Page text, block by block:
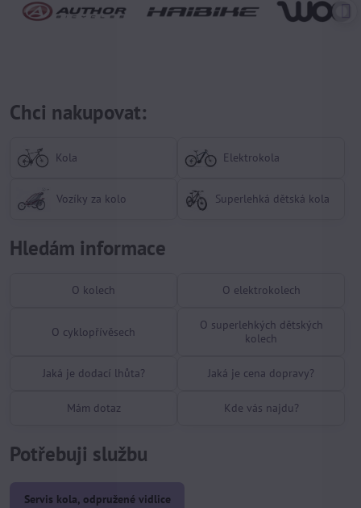
Chci nakupovat:
Kola Elektrokola
Vozíky za kolo Superlehká dětská kola
Hledám informace
O kolech O elektrokolech
O cyklopřívěsech
O superlehkých dětských
kolech
Jaká je dodací lhůta? Jaká je cena dopravy?
Mám dotaz Kde vás najdu?
Potřebuji službu
Servis kola, odpružené vidlice